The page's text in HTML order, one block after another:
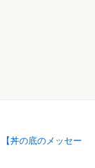
丼の底のメッセー